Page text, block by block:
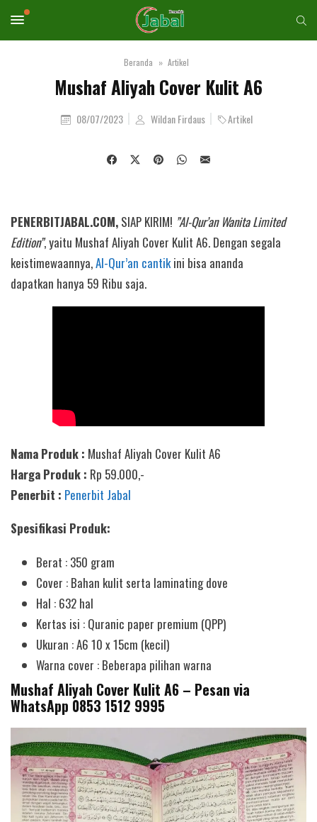
Beranda Artikel
Mushaf Aliyah Cover Kulit A6
08/07/2023 Wildan Firdaus Artikel
PENERBITJABAL.COM, SIAP KIRIM! ”Al-Qur’an Wanita Limited
Edition”, yaitu Mushaf Aliyah Cover Kulit A6. Dengan segala
keistimewaannya,Al-Qur’an cantikini bisa ananda
dapatkan hanya 59 Ribu saja.
Nama Produk : Mushaf Aliyah Cover Kulit A6
Harga Produk : Rp 59.000,-
Penerbit : Penerbit Jabal
Spesifikasi Produk:
Berat : 350 gram
Cover : Bahan kulit serta laminating dove
Hal : 632 hal
Kertas isi : Quranic paper premium (QPP)
Ukuran : A6 10 x 15cm (kecil)
Warna cover : Beberapa pilihan warna
Mushaf Aliyah Cover Kulit A6 – Pesan via
WhatsApp 0853 1512 9995